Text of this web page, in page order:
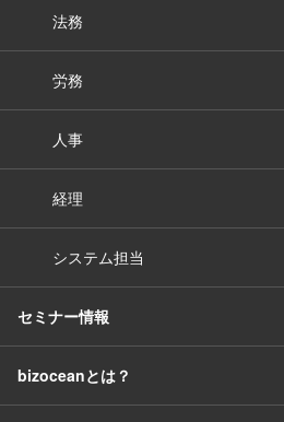
法務
労務
人事
経理
システム担当
セミナー情報
bizoceanとは？